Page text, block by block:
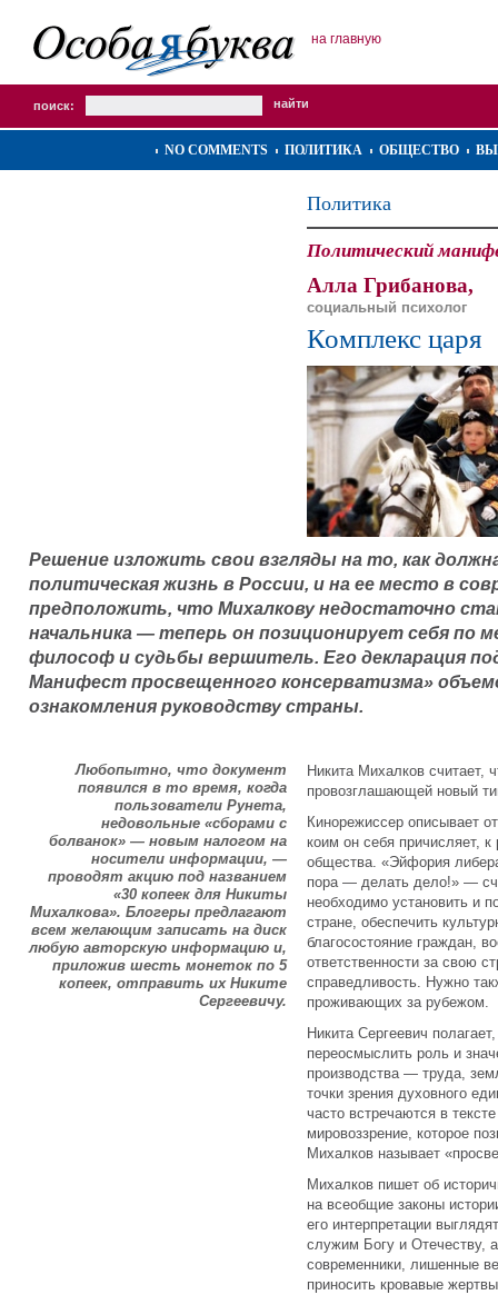
на главную
поиск:
NO COMMENTS ПОЛИТИКА ОБЩЕСТВО
Политика
Политический
Алла Грибанова,
социальный психолог
Комплекс царя
Решение изложить свои взгляды на то, как
политическая жизнь в России, и на ее место в
предположить, что Михалкову недостаточно
начальника — теперь он позиционирует себя по
философ и судьбы вершитель. Его декларация
Манифест просвещенного консерватизма»
ознакомления руководству страны.
Любопытно, что документ
появился в то время, когда
пользователи Рунета,
недовольные «сборами с
болванок» — новым налогом на
носители информации, —
проводят акцию под названием
«30 копеек для Никиты
Михалкова». Блогеры предлагают
всем желающим записать на диск
любую авторскую информацию и,
приложив шесть монеток по 5
копеек, отправить их Никите
Сергеевичу.
Никита Михалков считает,
провозглашающей новый
Кинорежиссер описывает
коим он себя причисляет,
общества. «Эйфория
пора — делать дело!» —
необходимо установить и
стране, обеспечить
благосостояние граждан,
ответственности за свою
справедливость. Нужно
проживающих за рубежом.
Никита Сергеевич
переосмыслить роль и
производства — труда,
точки зрения духовного
часто встречаются в
мировоззрение, которое
Михалков называет
Михалков пишет об
на всеобщие законы
его интерпретации
служим Богу и Отечеству,
современники, лишенные
приносить кровавые